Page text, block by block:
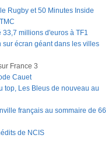
Rugby et 50 Minutes Inside
millions d'euros à TF1
écran géant dans les villes
France 3
Cauet
top, Les Bleus de nouveau au
français au sommaire de 66
de NCIS